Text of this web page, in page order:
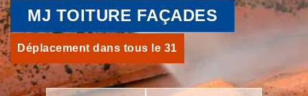
MJ TOITURE FAÇADES
Déplacement dans tous le 31